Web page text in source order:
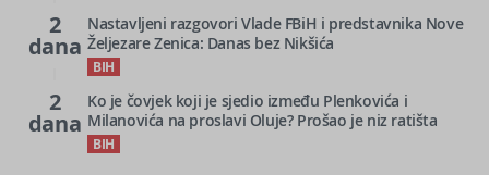
2
dana
Nastavljeni razgovori Vlade FBiH i predstavnika Nove
Željezare Zenica: Danas bez Nikšića
BIH
2
dana
Ko je čovjek koji je sjedio između Plenkovića i
Milanovića na proslavi Oluje? Prošao je niz ratišta
BIH